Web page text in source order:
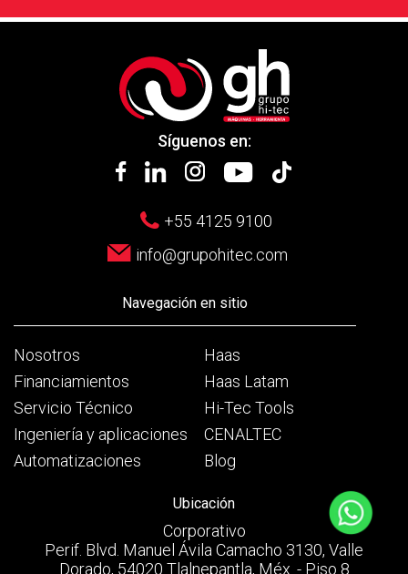
Síguenos en:
+55 4125 9100
info@grupohitec.com
Navegación en sitio
Nosotros
Financiamientos
Servicio Técnico
Ingeniería y aplicaciones
Automatizaciones
Haas
Haas Latam
Hi-Tec Tools
CENALTEC
Blog
Ubicación
Corporativo
Perif. Blvd. Manuel Ávila Camacho 3130, Valle
Dorado, 54020 Tlalnepantla, Méx. - Piso 8